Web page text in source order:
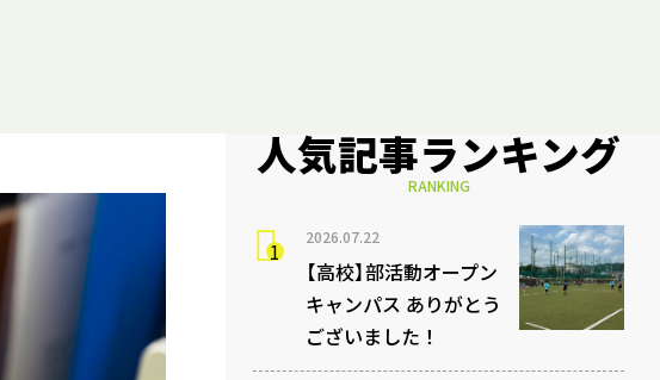
人気記事ランキング
RANKING
2026.07.22
【高校】部活動オープン
キャンパス ありがとう
ございました！